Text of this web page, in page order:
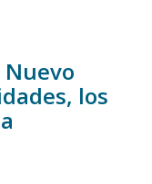
Nuevo
los